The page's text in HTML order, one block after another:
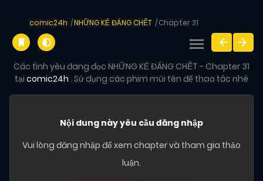
comic24h NHỮNG KẺ ĐÁNG CHẾT Chapter 31
Các tình yêu đang đọc NHỮNG KẺ ĐÁNG CHẾT - Chapter 31
tại comic24h . Sử dụng các phim mũi tên để thao tác nhé
Nội dung này yêu cầu đăng nhập
Vui lòng đăng nhập để xem chapter và tham gia thảo
luận.